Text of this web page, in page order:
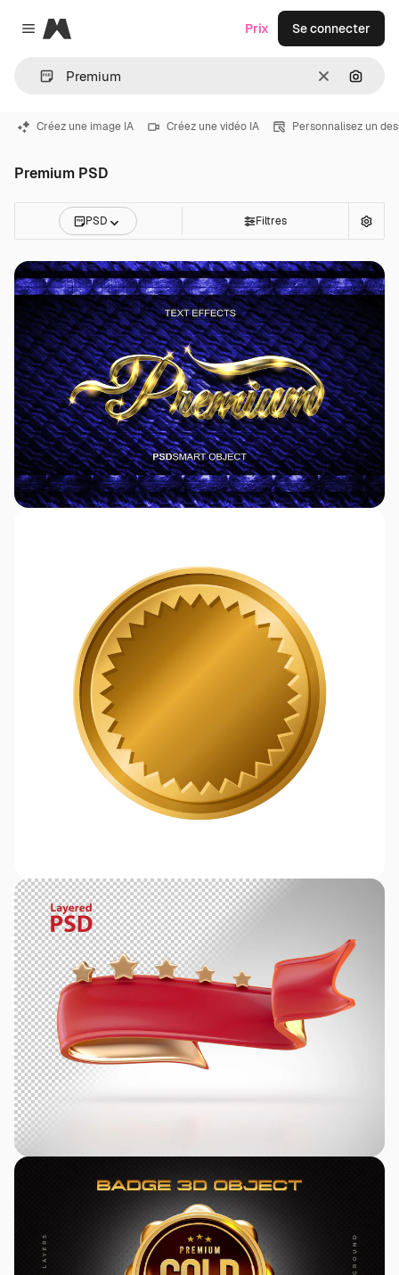
Close menu
Magnific
Effacer
Prix Se connecter
Créez une image IA Créez une vidéo IA Personnalisez un
Premium PSD
PSD Filtres